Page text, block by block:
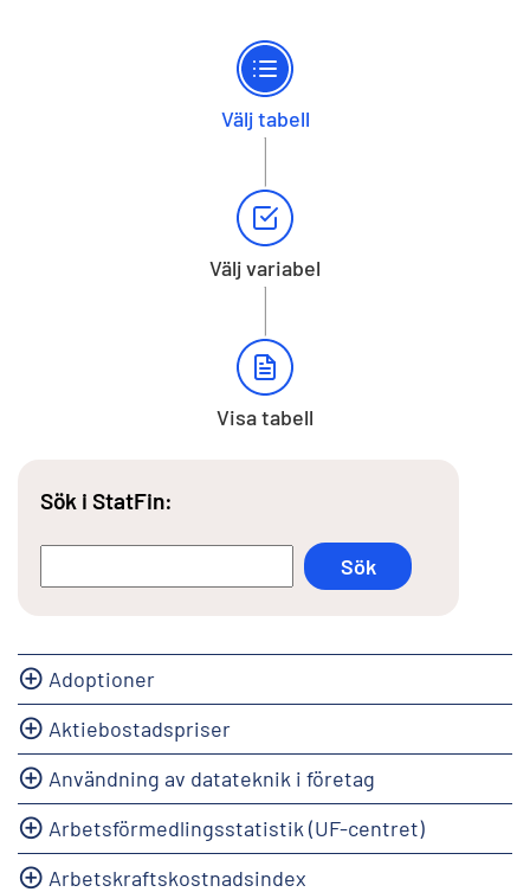
Välj tabell
Välj variabel
Visa tabell
Sök i StatFin:
Adoptioner
Aktiebostadspriser
Användning av datateknik i företag
Arbetsförmedlingsstatistik (UF-centret)
Arbetskraftskostnadsindex